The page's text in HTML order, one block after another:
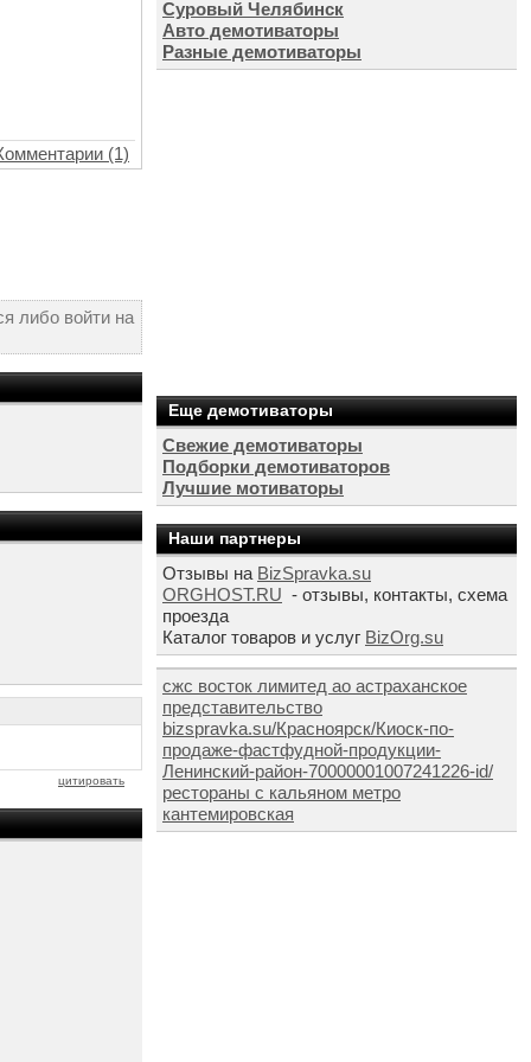
(1)
либо войти на
цитировать
Суровый Челябинск
Авто демотиваторы
Разные демотиваторы
Еще демотиваторы
Свежие демотиваторы
Подборки демотиваторов
Лучшие мотиваторы
Наши партнеры
Отзывы на BizSpravka.su
ORGHOST.RU - отзывы, контакты, схема
проезда
Каталог товаров и услуг BizOrg.su
сжс восток лимитед ао астраханское
представительство
bizspravka.su/Красноярск/Киоск-по-
продаже-фастфудной-продукции-
Ленинский-район-70000001007241226-id/
рестораны с кальяном метро
кантемировская